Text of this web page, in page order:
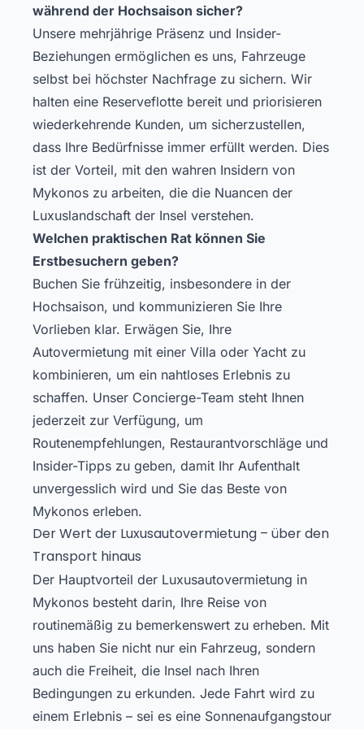
während der Hochsaison sicher?
Unsere mehrjährige Präsenz und Insider-
Beziehungen ermöglichen es uns, Fahrzeuge
selbst bei höchster Nachfrage zu sichern. Wir
halten eine Reserveflotte bereit und priorisieren
wiederkehrende Kunden, um sicherzustellen,
dass Ihre Bedürfnisse immer erfüllt werden. Dies
ist der Vorteil, mit den wahren Insidern von
Mykonos zu arbeiten, die die Nuancen der
Luxuslandschaft der Insel verstehen.
Welchen praktischen Rat können Sie
Erstbesuchern geben?
Buchen Sie frühzeitig, insbesondere in der
Hochsaison, und kommunizieren Sie Ihre
Vorlieben klar. Erwägen Sie, Ihre
Autovermietung mit einer Villa oder Yacht zu
kombinieren, um ein nahtloses Erlebnis zu
schaffen. Unser Concierge-Team steht Ihnen
jederzeit zur Verfügung, um
Routenempfehlungen, Restaurantvorschläge und
Insider-Tipps zu geben, damit Ihr Aufenthalt
unvergesslich wird und Sie das Beste von
Mykonos erleben.
Der Wert der Luxusautovermietung – über den
Transport hinaus
Der Hauptvorteil der Luxusautovermietung in
Mykonos besteht darin, Ihre Reise von
routinemäßig zu bemerkenswert zu erheben. Mit
uns haben Sie nicht nur ein Fahrzeug, sondern
auch die Freiheit, die Insel nach Ihren
Bedingungen zu erkunden. Jede Fahrt wird zu
einem Erlebnis – sei es eine Sonnenaufgangstour